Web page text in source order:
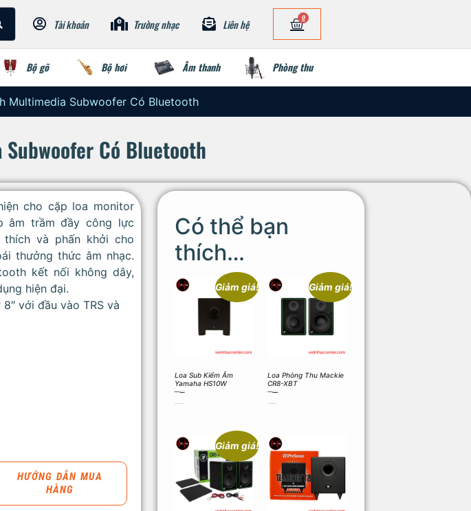
Tài khoản Trường nhạc Liên hệ 0
Bộ gõ Bộ hơi Âm thanh Phòng thu
Multimedia Subwoofer Có Bluetooth
Có Bluetooth
cho cặp loa monitor
âm trầm đầy công lực
và phấn khởi cho
thưởng thức âm nhạc.
kết nối không dây,
hiện đại.
với đầu vào TRS và
HƯỚNG DẪN MUA
HÀNG
Có thể bạn
thích…
Giảm giá!
Loa Sub Kiểm Âm
Yamaha HS10W
Giảm giá!
Loa Phòng Thu Mackie
CR8-XBT
Giảm giá!